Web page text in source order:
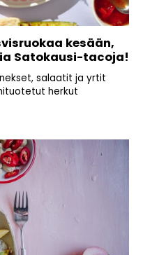
kesään,
Satokausi-tacoja!
salaatit ja yrtit
herkut